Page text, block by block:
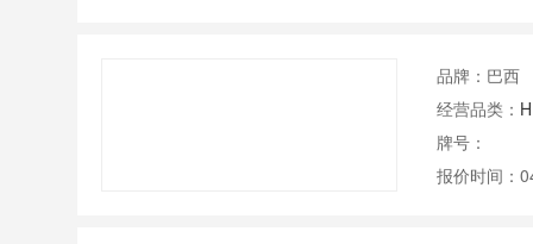
品牌：巴西
经营品类：
牌号：
报价时间：